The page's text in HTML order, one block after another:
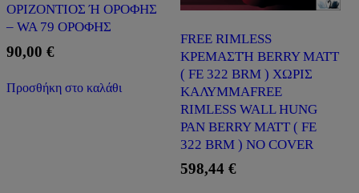
ΟΡΙΖΟΝΤΙΟΣ Ή ΟΡΟΦΗΣ
– WA 79 ΟΡΟΦΗΣ
90,00 €
Προσθήκη στο καλάθι
FREE RIMLESS
ΚΡΕΜΑΣΤΉ BERRY MATT
( FE 322 BRM ) ΧΩΡΙΣ
ΚΑΛΥΜΜΑFREE
RIMLESS WALL HUNG
PAN BERRY MATT ( FE
322 BRM ) NO COVER
598,44 €